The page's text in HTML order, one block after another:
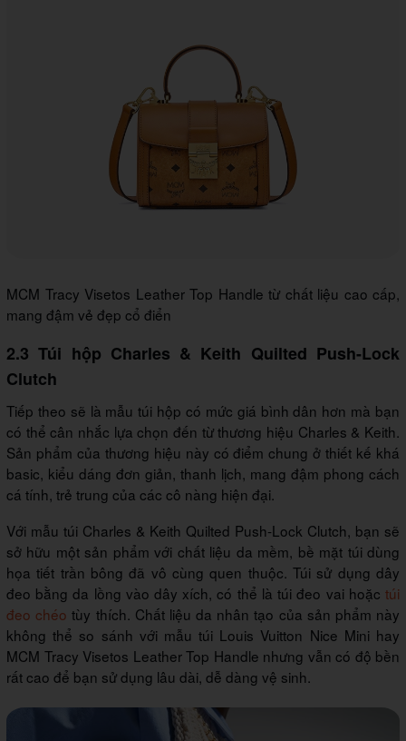
MCM Tracy Visetos Leather Top Handle từ chất liệu cao cấp,
mang đậm vẻ đẹp cổ điển
2.3 Túi hộp Charles & Keith Quilted Push-Lock
Clutch
Tiếp theo sẽ là mẫu túi hộp có mức giá bình dân hơn mà bạn
có thể cân nhắc lựa chọn đến từ thương hiệu Charles & Keith.
Sản phẩm của thương hiệu này có điểm chung ở thiết kế khá
basic, kiểu dáng đơn giản, thanh lịch, mang đậm phong cách
cá tính, trẻ trung của các cô nàng hiện đại.
Với mẫu túi Charles & Keith Quilted Push-Lock Clutch, bạn sẽ
sở hữu một sản phẩm với chất liệu da mềm, bề mặt túi dùng
họa tiết trần bông đã vô cùng quen thuộc. Túi sử dụng dây
đeo bằng da lồng vào dây xích, có thể là túi đeo vai hoặc túi
đeo chéo tùy thích. Chất liệu da nhân tạo của sản phẩm này
không thể so sánh với mẫu túi Louis Vuitton Nice Mini hay
MCM Tracy Visetos Leather Top Handle nhưng vẫn có độ bền
rất cao để bạn sử dụng lâu dài, dễ dàng vệ sinh.